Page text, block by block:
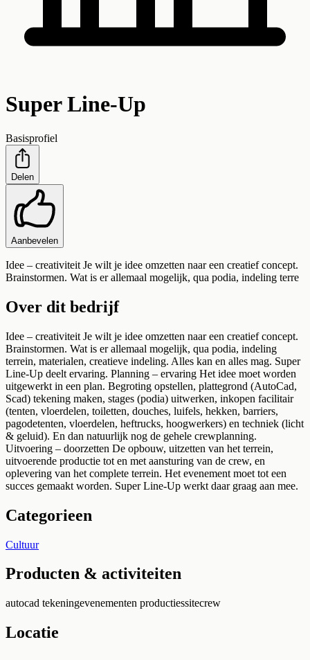
Super Line-Up
Basisprofiel
Delen
Aanbevelen
Idee – creativiteit Je wilt je idee omzetten naar een creatief concept.
Brainstormen. Wat is er allemaal mogelijk, qua podia, indeling terre
Over dit bedrijf
Idee – creativiteit Je wilt je idee omzetten naar een creatief concept.
Brainstormen. Wat is er allemaal mogelijk, qua podia, indeling
terrein, materialen, creatieve indeling. Alles kan en alles mag. Super
Line-Up deelt ervaring. Planning – ervaring Het idee moet worden
uitgewerkt in een plan. Begroting opstellen, plattegrond (AutoCad,
Scad) tekening maken, stages (podia) uitwerken, inkopen facilitair
(tenten, vloerdelen, toiletten, douches, luifels, hekken, barriers,
pagodetenten, vloerdelen, heftrucks, hoogwerkers) en techniek (licht
& geluid). En dan natuurlijk nog de gehele crewplanning.
Uitvoering – doorzetten De opbouw, uitzetten van het terrein,
uitvoerende productie tot en met aansturing van de crew, en
oplevering van het complete terrein. Het evenement moet tot een
succes gemaakt worden. Super Line-Up werkt daar graag aan mee.
Categorieen
Cultuur
Producten & activiteiten
autocad tekeningevenementen productiessitecrew
Locatie